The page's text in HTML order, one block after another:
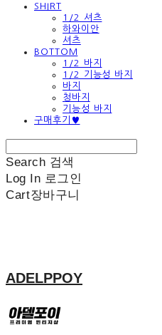
SHIRT
1/2 셔츠
하와이안
셔츠
BOTTOM
1/2 바지
1/2 기능성 바지
바지
청바지
기능성 바지
구매후기♥
Search 검색
Log In 로그인
Cart장바구니
ADELPPOY